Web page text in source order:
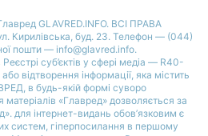
GLAVRED.INFO. ВСІ ПРАВА
Кирилівська, буд. 23. Телефон — (044)
пошти — info@glavred.info.
суб’єктів у сфері медіа — R40-
відтворення інформації, яка містить
в будь-якій формi суворо
«Главред» дозволяється за
для інтернет-видань обов’язковим є
систем, гіперпосилання в першому